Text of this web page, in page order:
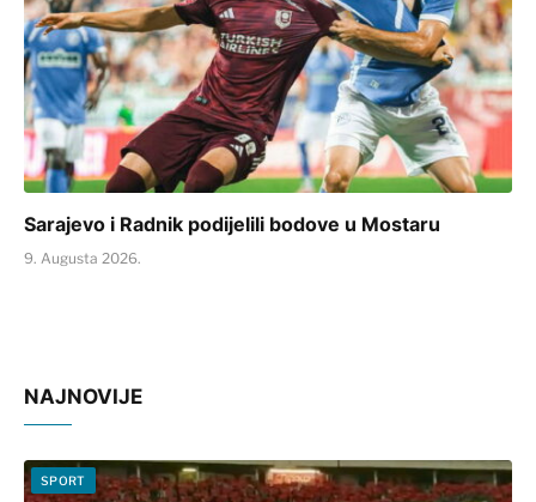
Sarajevo i Radnik podijelili bodove u Mostaru
9. Augusta 2026.
NAJNOVIJE
SPORT